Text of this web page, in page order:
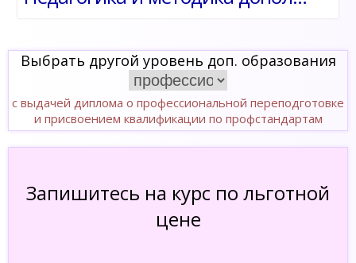
Выбрать другой уровень доп. образования
с выдачей диплома о профессиональной переподготовке
и присвоением квалификации по профстандартам
Запишитесь на курс по льготной
цене